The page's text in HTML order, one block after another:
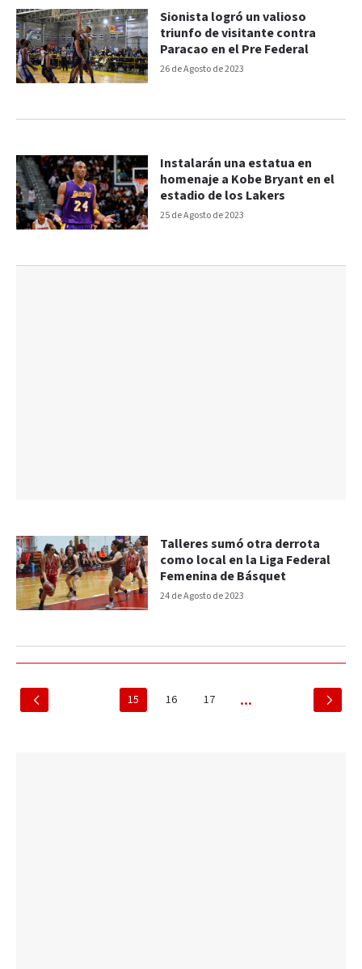
26 de Agosto de 2023
Sionista logró un valioso
triunfo de visitante contra
Paracao en el Pre Federal
25 de Agosto de 2023
Instalarán una estatua en
homenaje a Kobe Bryant en el
estadio de los Lakers
24 de Agosto de 2023
Talleres sumó otra derrota
como local en la Liga Federal
Femenina de Básquet
15 16 17